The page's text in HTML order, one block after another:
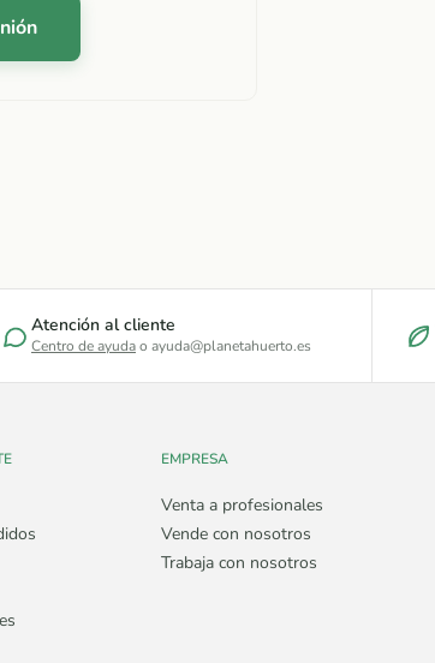
Atención al cliente
Centro de ayudao ayuda@planetahuerto.es
EMPRESA
Venta a profesionales
Vende con nosotros
Trabaja con nosotros